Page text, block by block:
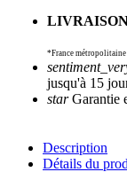
*France métropolitaine
jusqu'à 15
starGarantie
Description
Détails du